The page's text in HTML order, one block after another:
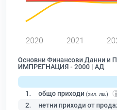
2020 2021
Основни Финансови Данни и
ИМПРЕГНАЦИЯ - 2000 | АД
1. общо приходи (хил. лв.)
2. нетни приходи от